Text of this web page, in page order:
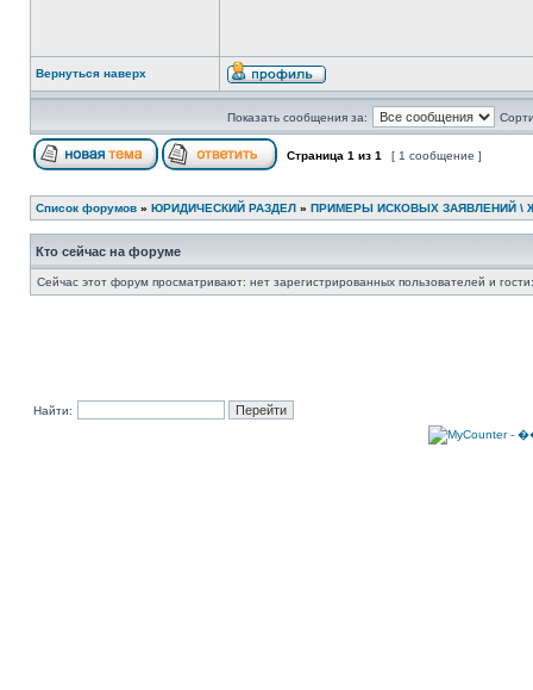
Вернуться наверх
Показать сообщения за:
Страница 1 из 1 [ 1 сообщение ]
Список форумов » ЮРИДИЧЕСКИЙ РАЗДЕЛ » ПРИМЕРЫ ИСКОВЫХ ЗАЯВЛЕНИЙ \
Кто сейчас на форуме
Сейчас этот форум просматривают: нет зарегистрированных пользователей и
Найти: